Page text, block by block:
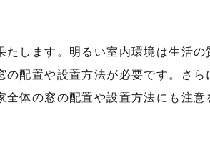
たします。明るい室内環境は生活
配置や設置方法が必要です。さ
体の窓の配置や設置方法にも注意